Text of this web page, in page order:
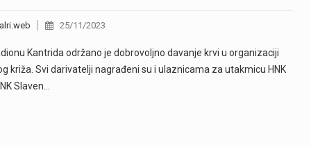
25/11/2023
Kantrida održano je dobrovoljno davanje krvi u organizaciji
križa. Svi darivatelji nagrađeni su i ulaznicama za utakmicu HNK
Slaven…